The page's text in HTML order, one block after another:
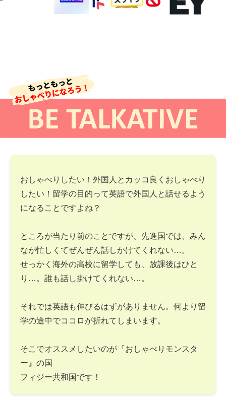
おしゃべりしたい！外国人とカッコ良くおしゃべり
したい！留学の目的って英語で外国人と話せるよう
になることですよね？
ところが当たり前のことですが、先進国では、みん
なが忙しくてぜんぜん話しかけてくれない…。
せっかく海外の高校に留学しても、放課後はひと
り…。誰も話し掛けてくれない…。
それでは英語も伸びるはずがありません。何より留
学の途中でココロが折れてしまいます。
そこでオススメしたいのが『おしゃべりモンスタ
ー』の国
フィジー共和国です！